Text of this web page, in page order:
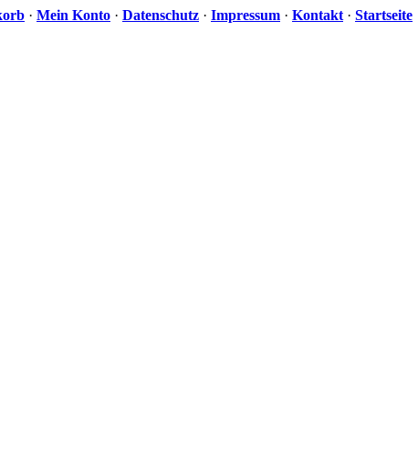
· Mein Konto · Datenschutz · Impressum · Kontakt · Startseite